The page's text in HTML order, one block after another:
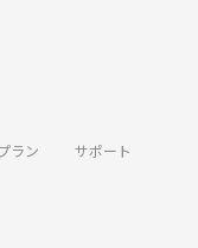
ラン サポート